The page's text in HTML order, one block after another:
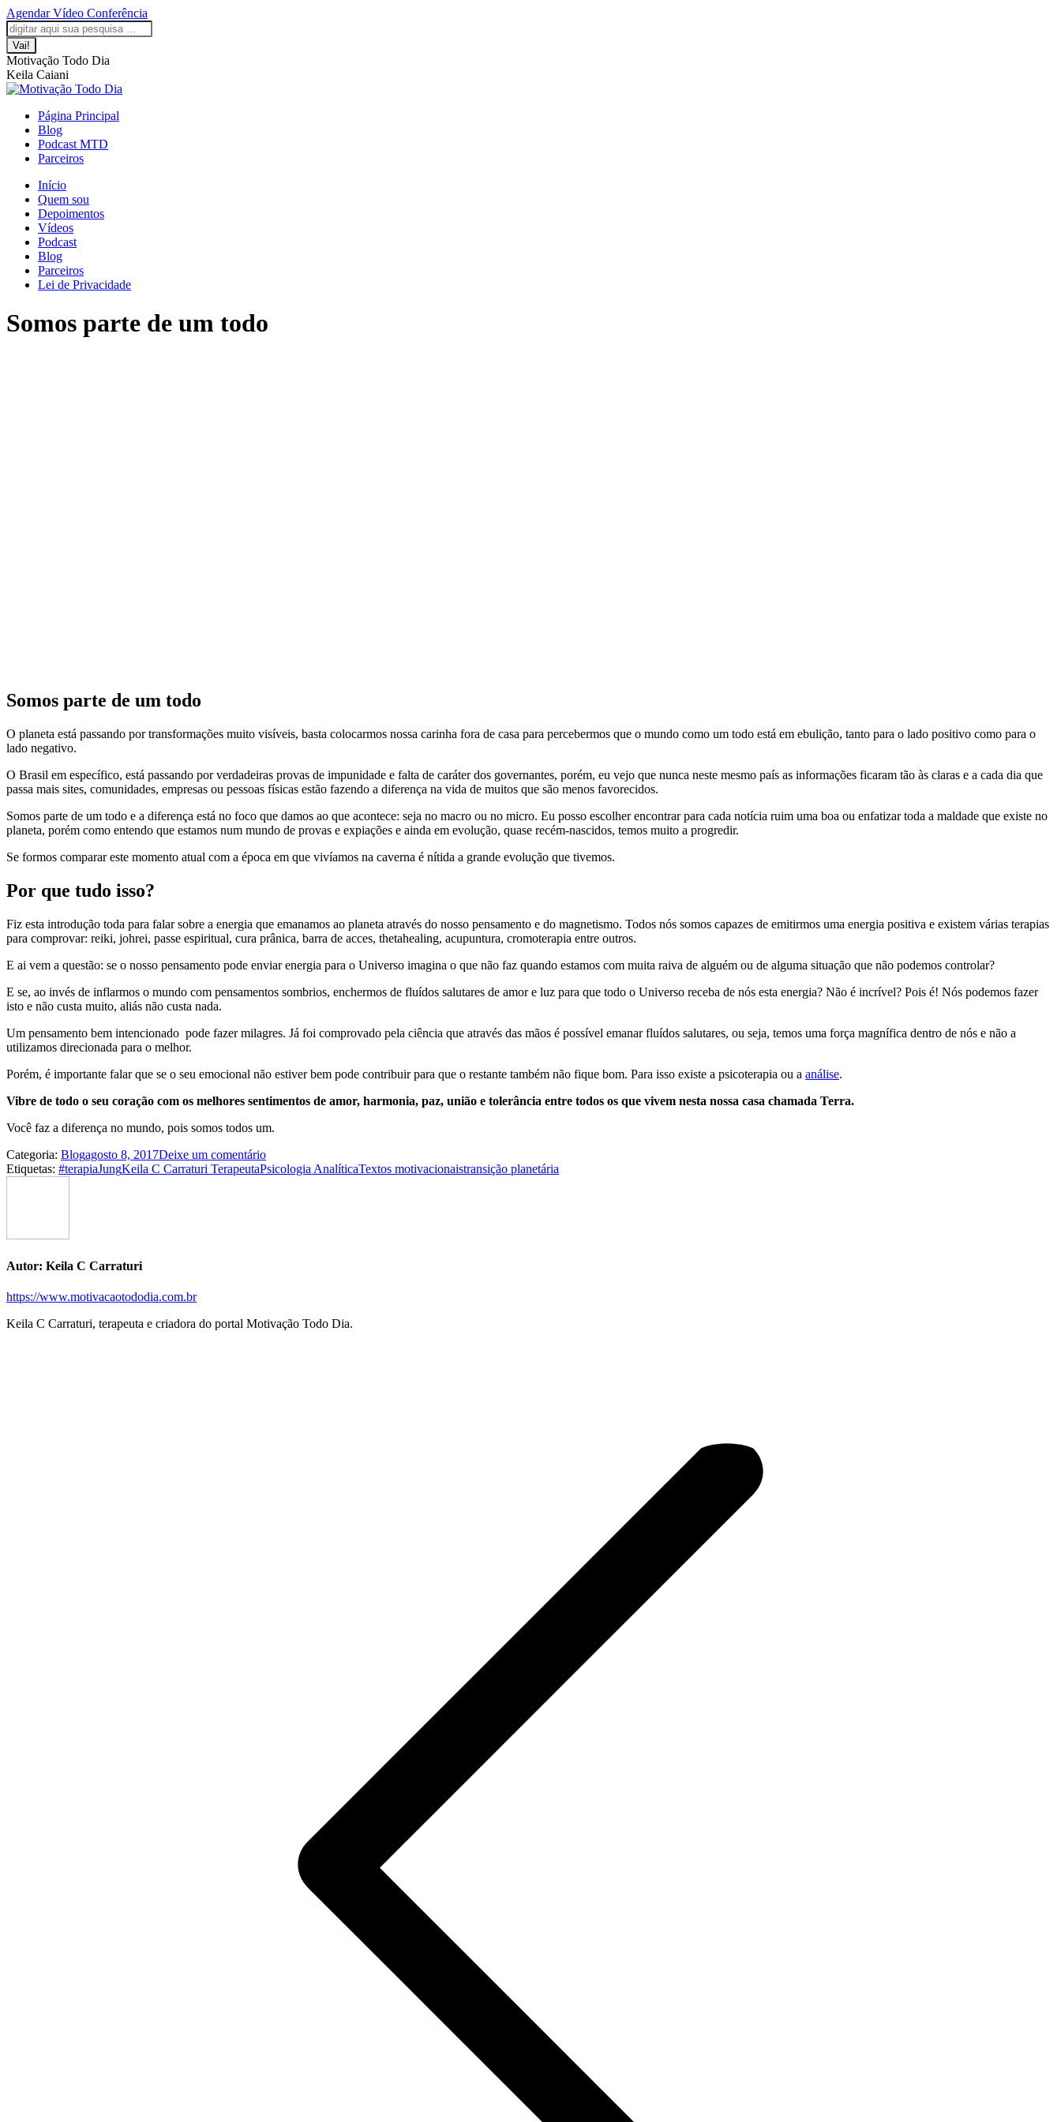
Saltar
para
o
conteúdo
Agendar Vídeo Conferência
A
página
Facebook
abre
numa
nova
janela
A
página
LinkedIn
abre
numa
nova
janela
A
página
Instagram
abre
numa
nova
janela
A
página
YouTube
abre
numa
nova
janela
A
página
WhatsApp
abre
numa
nova
janela
Pesquisar:
Motivação Todo Dia
Keila Caiani
Página Principal
Blog
Podcast MTD
Parceiros
Início
Quem sou
Depoimentos
Vídeos
Podcast
Blog
Parceiros
Lei de Privacidade
Somos parte de um todo
Somos parte de um todo
O planeta está passando por transformações muito visíveis, basta colocarmos nossa carinha fora de casa para percebermos que o mundo como um todo está em ebulição, tanto para o lado positivo como para o
lado negativo.
O Brasil em específico, está passando por verdadeiras provas de impunidade e falta de caráter dos governantes, porém, eu vejo que nunca neste mesmo país as informações ficaram tão às claras e a cada dia que
passa mais sites, comunidades, empresas ou pessoas físicas estão fazendo a diferença na vida de muitos que são menos favorecidos.
Somos parte de um todo e a diferença está no foco que damos ao que acontece: seja no macro ou no micro. Eu posso escolher encontrar para cada notícia ruim uma boa ou enfatizar toda a maldade que existe no
planeta, porém como entendo que estamos num mundo de provas e expiações e ainda em evolução, quase recém-nascidos, temos muito a progredir.
Se formos comparar este momento atual com a época em que vivíamos na caverna é nítida a grande evolução que tivemos.
Por que tudo isso?
Fiz esta introdução toda para falar sobre a energia que emanamos ao planeta através do nosso pensamento e do magnetismo. Todos nós somos capazes de emitirmos uma energia positiva e existem várias terapias
para comprovar: reiki, johrei, passe espiritual, cura prânica, barra de acces, thetahealing, acupuntura, cromoterapia entre outros.
E ai vem a questão: se o nosso pensamento pode enviar energia para o Universo imagina o que não faz quando estamos com muita raiva de alguém ou de alguma situação que não podemos controlar?
E se, ao invés de inflarmos o mundo com pensamentos sombrios, enchermos de fluídos salutares de amor e luz para que todo o Universo receba de nós esta energia? Não é incrível? Pois é! Nós podemos fazer
isto e não custa muito, aliás não custa nada.
Um pensamento bem intencionado pode fazer milagres. Já foi comprovado pela ciência que através das mãos é possível emanar fluídos salutares, ou seja, temos uma força magnífica dentro de nós e não a
utilizamos direcionada para o melhor.
Porém, é importante falar que se o seu emocional não estiver bem pode contribuir para que o restante também não fique bom. Para isso existe a psicoterapia ou a análise.
Vibre de todo o seu coração com os melhores sentimentos de amor, harmonia, paz, união e tolerância entre todos os que vivem nesta nossa casa chamada Terra.
Você faz a diferença no mundo, pois somos todos um.
Categoria: Blogagosto 8, 2017Deixe um comentário
Etiquetas: #terapiaJungKeila C Carraturi TerapeutaPsicologia AnalíticaTextos motivacionaistransição planetária
Autor: Keila C Carraturi
https://www.motivacaotododia.com.br
Keila C Carraturi, terapeuta e criadora do portal Motivação Todo Dia.